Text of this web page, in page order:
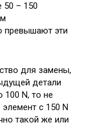
50 – 150
превышают эти
для замены,
детали
100 N, то не
с 150 N
такой же или